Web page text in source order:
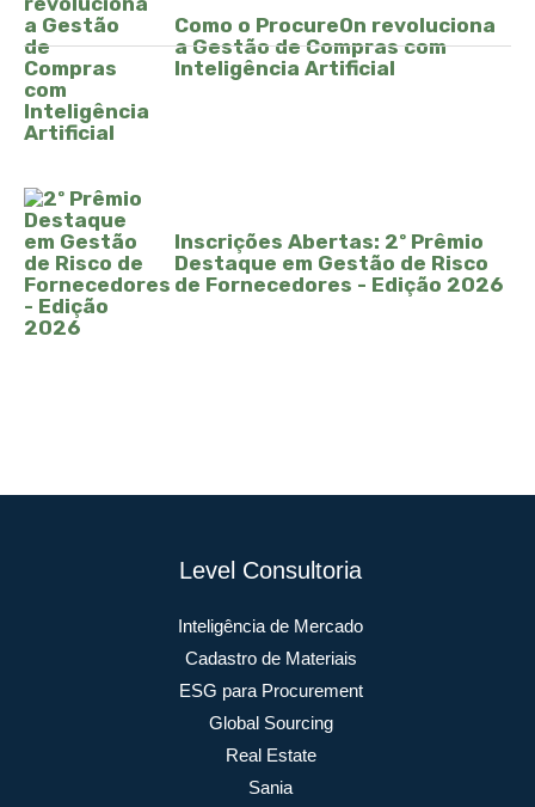
Como o ProcureOn revoluciona
a Gestão de Compras com
Inteligência Artificial
Inscrições Abertas: 2º Prêmio
Destaque em Gestão de Risco
de Fornecedores - Edição 2026
Level Consultoria
Inteligência de Mercado
Cadastro de Materiais
ESG para Procurement
Global Sourcing
Real Estate
Sania